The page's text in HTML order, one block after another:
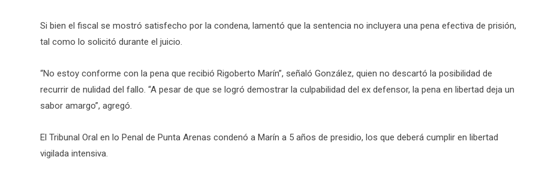
Si bien el fiscal se mostró satisfecho por la condena, lamentó que la sentencia no incluyera una pena efectiva de prisión,
tal como lo solicitó durante el juicio.
“No estoy conforme con la pena que recibió Rigoberto Marín”, señaló González, quien no descartó la posibilidad de
recurrir de nulidad del fallo. “A pesar de que se logró demostrar la culpabilidad del ex defensor, la pena en libertad deja un
sabor amargo”, agregó.
El Tribunal Oral en lo Penal de Punta Arenas condenó a Marín a 5 años de presidio, los que deberá cumplir en libertad
vigilada intensiva.